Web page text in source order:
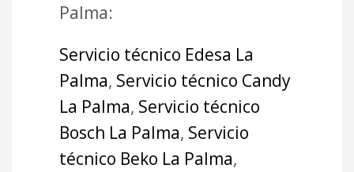
Palma:
Servicio técnico Edesa La
Palma, Servicio técnico Candy
La Palma, Servicio técnico
Bosch La Palma, Servicio
técnico Beko La Palma,